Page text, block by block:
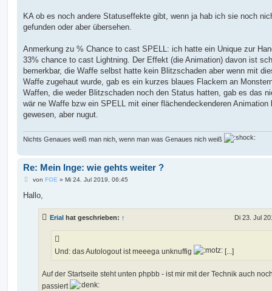
KA ob es noch andere Statuseffekte gibt, wenn ja hab ich sie noch
gefunden oder aber übersehen.
Anmerkung zu % Chance to cast SPELL: ich hatte ein Unique zur
33% chance to cast Lightning. Der Effekt (die Animation) davon ist
bemerkbar, die Waffe selbst hatte kein Blitzschaden aber wenn mit
Waffe zugehaut wurde, gab es ein kurzes blaues Flackern an
Waffen, die weder Blitzschaden noch den Status hatten, gab es das
wär ne Waffe bzw ein SPELL mit einer flächendeckenderen Animation
gewesen, aber nugut.
Nichts Genaues weiß man nich, wenn man was Genaues nich weiß
Re: Mein Inge: wie gehts weiter ?
B
i
von FOE » Mi 24. Jul 2019, 06:45
Hallo,
Erial hat geschrieben: ↑ Di 23. Jul
Und: das Autologout ist meeega unknuffig [...]
Auf der Startseite steht unten phpbb - ist mir mit der Technik auch
passiert